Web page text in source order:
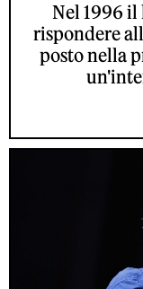
Nel 1996 il
rispondere
posto nella